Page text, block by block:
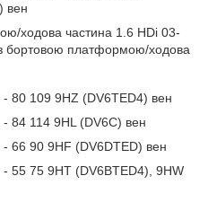
вен
ходова частина 1.6 HDi 03-
бортовою платформою/ходова
80 109 9HZ (DV6TED4) вен
84 114 9HL (DV6C) вен
66 90 9HF (DV6DTED) вен
55 75 9HT (DV6BTED4), 9HW